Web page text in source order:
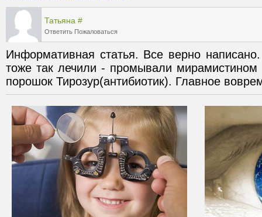
Татьяна #
Ответить Пожаловаться
Информативная статья. Все верно
тоже так лечили - промывали
порошок Тирозур(антибиотик). Главное